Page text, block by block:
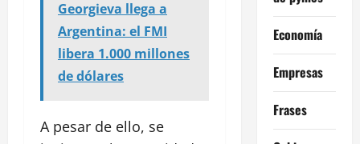
Georgieva llega a
Argentina: el FMI
libera 1.000 millones
de dólares
A pesar de ello, se
Economía
Empresas
Frases